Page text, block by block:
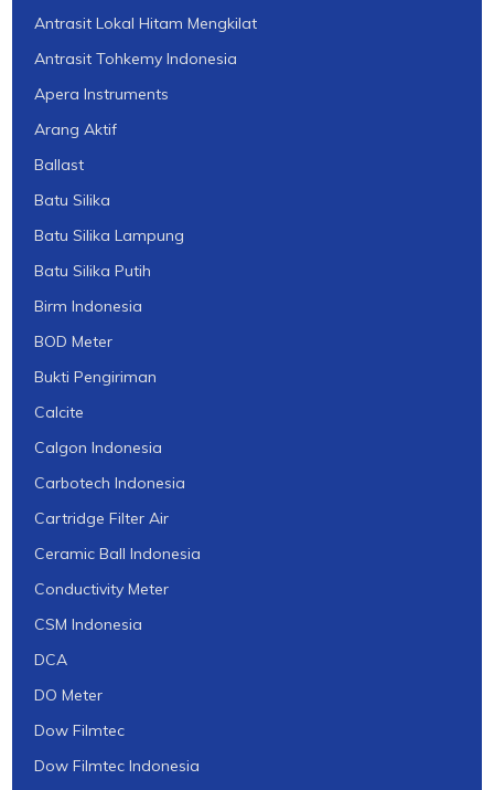
Antrasit Lokal Hitam Mengkilat
Antrasit Tohkemy Indonesia
Apera Instruments
Arang Aktif
Ballast
Batu Silika
Batu Silika Lampung
Batu Silika Putih
Birm Indonesia
BOD Meter
Bukti Pengiriman
Calcite
Calgon Indonesia
Carbotech Indonesia
Cartridge Filter Air
Ceramic Ball Indonesia
Conductivity Meter
CSM Indonesia
DCA
DO Meter
Dow Filmtec
Dow Filmtec Indonesia